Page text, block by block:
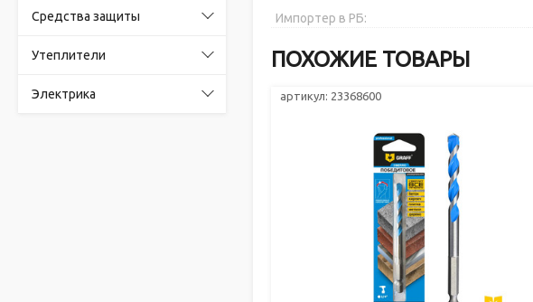
Средства защиты
Утеплители
Электрика
Импортер в РБ:
ПОХОЖИЕ ТОВАРЫ
артикул: 23368600